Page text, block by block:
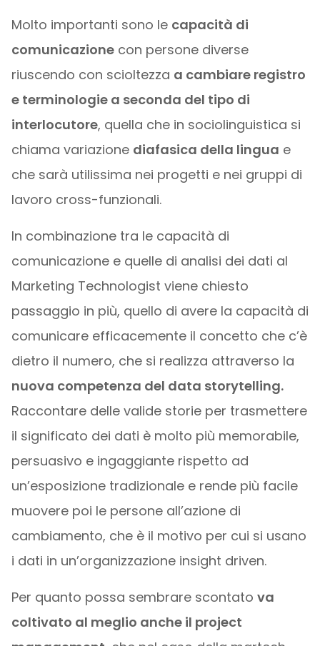
Molto importanti sono le capacità di
comunicazionecon persone diverse
riuscendo con scioltezza a cambiare registro
e terminologie a seconda del tipo di
interlocutore, quella che in sociolinguistica si
chiama variazione diafasica della lingua e
che sarà utilissima nei progetti e nei gruppi di
lavoro cross-funzionali.
In combinazione tra le capacità di
comunicazione e quelle di analisi dei dati al
Marketing Technologist viene chiesto
passaggio in più, quello di avere la capacità di
comunicare efficacemente il concetto che c’è
dietro il numero, che si realizza attraverso la
nuova competenza del data storytelling.
Raccontare delle valide storie per trasmettere
il significato dei dati è molto più memorabile,
persuasivo e ingaggiante rispetto ad
un’esposizione tradizionale e rende più facile
muovere poi le persone all’azione di
cambiamento, che è il motivo per cui si usano
i dati in un’organizzazione insight driven.
Per quanto possa sembrare scontato va
coltivato al meglio anche il project